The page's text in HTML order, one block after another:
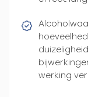
werking